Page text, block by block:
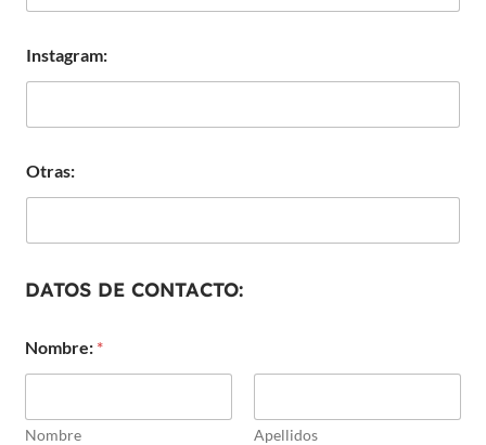
Instagram:
Otras:
DATOS DE CONTACTO:
Nombre: *
Nombre Apellidos